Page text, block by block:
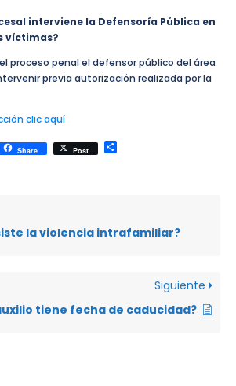
interviene la Defensoría Pública en
víctimas?
proceso penal el defensor público del área
previa autorización realizada por la
clic aquí
Share Post
la violencia intrafamiliar?
Siguiente
tiene fecha de caducidad?